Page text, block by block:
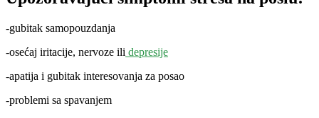
-gubitak samopouzdanja
-osećaj iritacije, nervoze ili depresije
-apatija i gubitak interesovanja za posao
-problemi sa spavanjem